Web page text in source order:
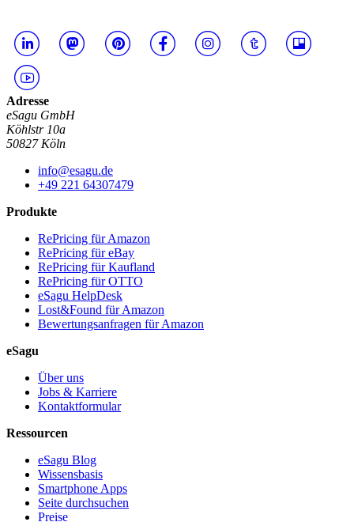
Adresse
eSagu GmbH
Köhlstr 10a
50827 Köln
info@esagu.de
+49 221 64307479
Produkte
RePricing für Amazon
RePricing für eBay
RePricing für Kaufland
RePricing für OTTO
eSagu HelpDesk
Lost&Found für Amazon
Bewertungsanfragen für Amazon
eSagu
Über uns
Jobs & Karriere
Kontaktformular
Ressourcen
eSagu Blog
Wissensbasis
Smartphone Apps
Seite durchsuchen
Preise